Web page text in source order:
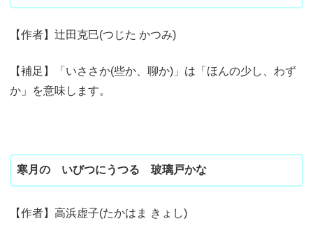
【作者】辻田克巳(つじた かつみ)
【補足】「いささか(些か、聊か)」は「ほんの少し、わず
か」を意味します。
寒月の いびつにうつる 玻璃戸かな
【作者】高浜虚子(たかはま きょし)